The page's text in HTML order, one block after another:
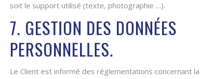
soit le support utilisé (texte, photographie …).
7. GESTION DES DONNÉES
PERSONNELLES.
Le Client est informé des réglementations concernant la